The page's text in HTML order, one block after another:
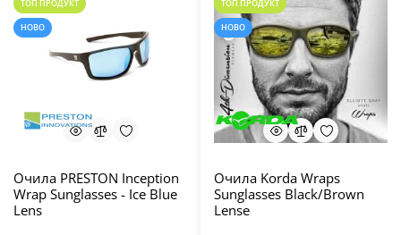
ТОП ПРОДУКТ
НОВО
Очила PRESTON Inception
Wrap Sunglasses - Ice Blue
Lens
ТОП ПРОДУКТ
НОВО
Очила Korda Wraps
Sunglasses Black/Brown
Lense